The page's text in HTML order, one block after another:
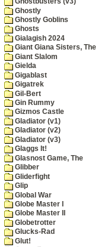
Ghostly
Ghostly Goblins
Ghosts
Gialagish 2024
Giant Giana Sisters, The
Giant Slalom
Gielda
Gigablast
Gigatrek
Gil-Bert
Gin Rummy
Gizmos Castle
Gladiator (v1)
Gladiator (v2)
Gladiator (v3)
Glaggs It!
Glasnost Game, The
Glibber
Gliderfight
Glip
Global War
Globe Master I
Globe Master II
Globetrotter
Glucks-Rad
Glut!